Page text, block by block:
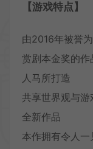
【游戏特点】
由2016年被誉
赏剧本金奖的作
人马所打造
共享世界观与
全新作品
本作拥有令人